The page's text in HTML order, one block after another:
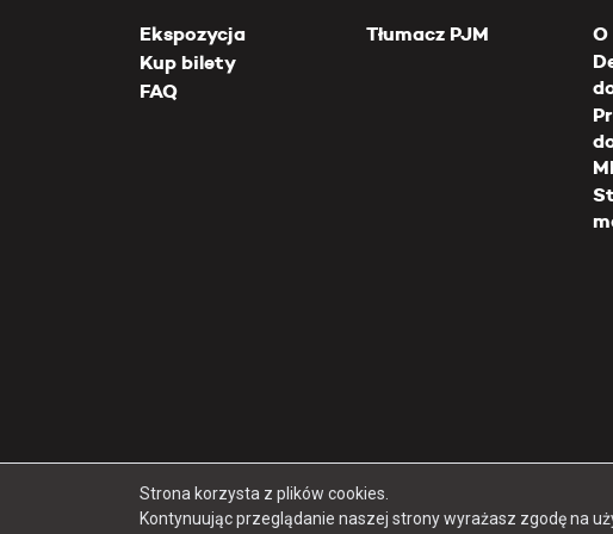
Ekspozycja
Kup bilety
FAQ
Tłumacz PJM
O
Strona korzysta z plików cookies.
Kontynuując przeglądanie naszej strony wyrażasz zgodę na